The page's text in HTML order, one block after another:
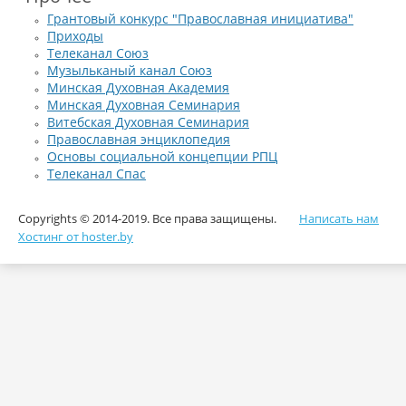
отметил в своем слове священник.
В завершение праздника священнослужитель вручил
православной хозяйки, выразил слова благодарности всем
заботу своим детям.
Грантовый конкурс "Православная инициатива"
Приходы
Телеканал Союз
Музыльканый канал Союз
Минская Духовная Академия
Минская Духовная Семинария
Витебская Духовная Семинария
Православная энциклопедия
Основы социальной концепции РПЦ
Телеканал Спас
Copyrights © 2014-2019. Все права защищены.
Хостинг от hoster.by
Написать нам